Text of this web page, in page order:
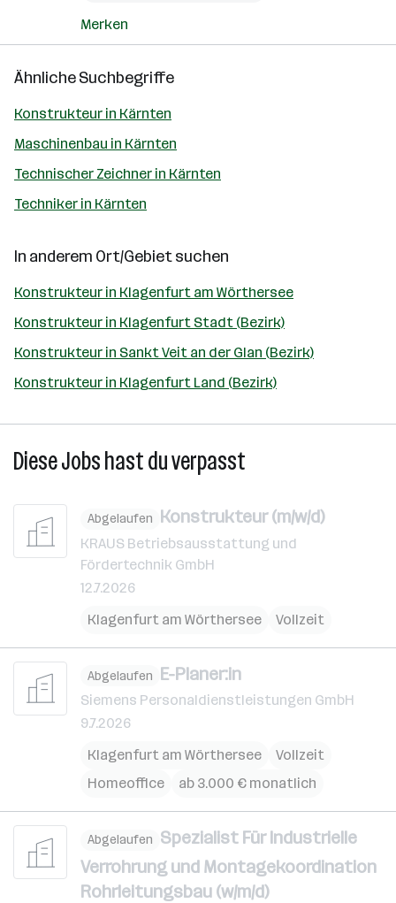
Merken
Ähnliche Suchbegriffe
Konstrukteur in Kärnten
Maschinenbau in Kärnten
Technischer Zeichner in Kärnten
Techniker in Kärnten
In anderem Ort/Gebiet suchen
Konstrukteur in Klagenfurt am Wörthersee
Konstrukteur in Klagenfurt Stadt (Bezirk)
Konstrukteur in Sankt Veit an der Glan (Bezirk)
Konstrukteur in Klagenfurt Land (Bezirk)
Diese Jobs hast du verpasst
Abgelaufen Konstrukteur (m/w/d)
KRAUS Betriebsausstattung und
Fördertechnik GmbH
12.7.2026
Klagenfurt am Wörthersee
Vollzeit
Abgelaufen E-Planer:in
Siemens Personaldienstleistungen GmbH
9.7.2026
Klagenfurt am Wörthersee
Vollzeit
Homeoffice
ab 3.000 € monatlich
Abgelaufen Spezialist Für Industrielle
Verrohrung und Montagekoordination
Rohrleitungsbau (w/m/d)